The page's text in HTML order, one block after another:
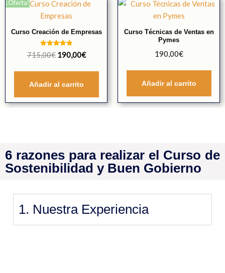
¡Oferta!
Curso Creación de Empresas
Valorado
con
715,00€ 190,00€
Añadir al carrito
Curso Técnicas de Ventas en
Pymes
190,00€
Añadir al carrito
6 razones para realizar el Curso de
Sostenibilidad y Buen Gobierno
1. Nuestra Experiencia